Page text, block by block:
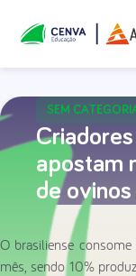
SEM
apostam
de
O brasiliense
mês, sendo 10%